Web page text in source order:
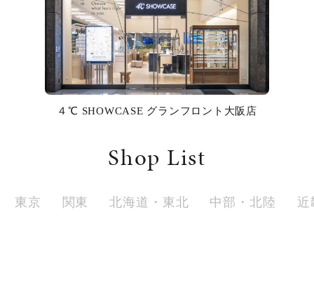
ファッションテイスト
着用シーン
４℃ SHOWCASE グランフロント大阪店
Shop List
東京 関東 北海道・東北 中部・北陸 近